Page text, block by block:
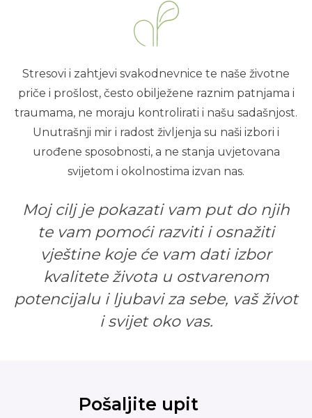
Stresovi i zahtjevi svakodnevnice te naše životne
priče i prošlost, često obilježene raznim patnjama i
traumama, ne moraju kontrolirati i našu sadašnjost.
Unutrašnji mir i radost življenja su naši izbori i
urođene sposobnosti, a ne stanja uvjetovana
svijetom i okolnostima izvan nas.
Moj cilj je pokazati vam put do njih
te vam pomoći razviti i osnažiti
vještine koje će vam dati izbor
kvalitete života u ostvarenom
potencijalu i ljubavi za sebe, vaš život
i svijet oko vas.
Pošaljite upit